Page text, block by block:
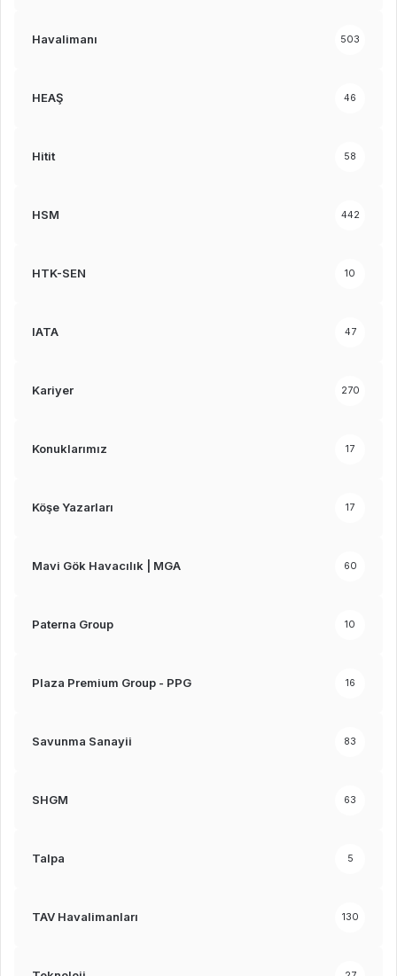
Havalimanı 503
HEAŞ 46
Hitit 58
HSM 442
HTK-SEN 10
IATA 47
Kariyer 270
Konuklarımız 17
Köşe Yazarları 17
Mavi Gök Havacılık | MGA 60
Paterna Group 10
Plaza Premium Group - PPG 16
Savunma Sanayii 83
SHGM 63
Talpa 5
TAV Havalimanları 130